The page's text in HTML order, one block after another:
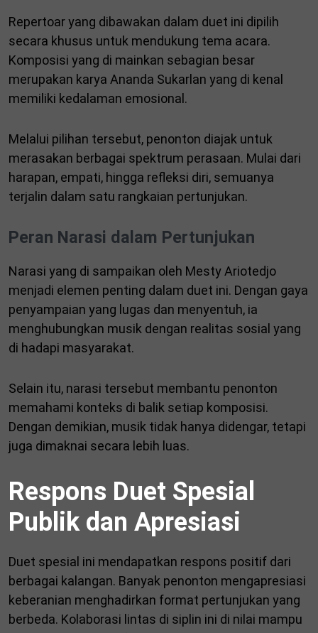
Repertoar yang dibawakan dalam duet ini dipilih
secara khusus untuk mendukung tema acara.
Komposisi yang di mainkan sebagian besar
merupakan karya Ananda Sukarlan yang di kenal
memiliki kedalaman emosional.
Melalui pilihan tersebut, penonton diajak untuk
merasakan berbagai spektrum perasaan. Mulai dari
harapan, empati, hingga refleksi diri, semuanya
terjalin dalam satu rangkaian pertunjukan.
Peran Narasi dalam Pertunjukan
Narasi yang di sampaikan oleh Mesty Ariotedjo
menjadi elemen penting dalam duet ini. Dengan gaya
penyampaian yang lugas dan menyentuh, ia
menghubungkan musik dengan realitas sosial yang
di hadapi masyarakat.
Selain itu, narasi tersebut membantu penonton
memahami konteks di balik setiap komposisi.
Dengan demikian, musik tidak hanya didengar, tetapi
juga dimaknai secara lebih luas.
Respons Duet Spesial
Publik dan Apresiasi
Duet spesial ini mendapatkan respons positif dari
berbagai kalangan. Banyak penonton mengapresiasi
keberanian menghadirkan format pertunjukan yang
berbeda. Kolaborasi lintas di siplin ini di nilai mampu